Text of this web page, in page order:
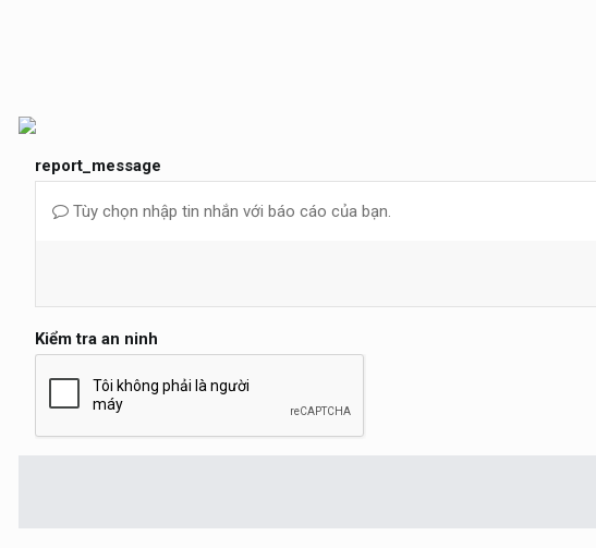
report_message
Tùy chọn nhập tin nhắn với báo cáo của bạn.
Kiểm tra an ninh